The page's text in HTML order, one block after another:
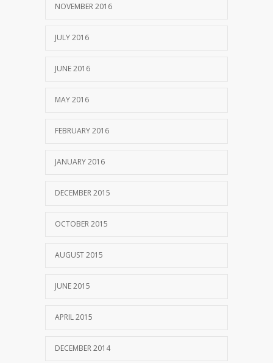
NOVEMBER 2016
JULY 2016
JUNE 2016
MAY 2016
FEBRUARY 2016
JANUARY 2016
DECEMBER 2015
OCTOBER 2015
AUGUST 2015
JUNE 2015
APRIL 2015
DECEMBER 2014